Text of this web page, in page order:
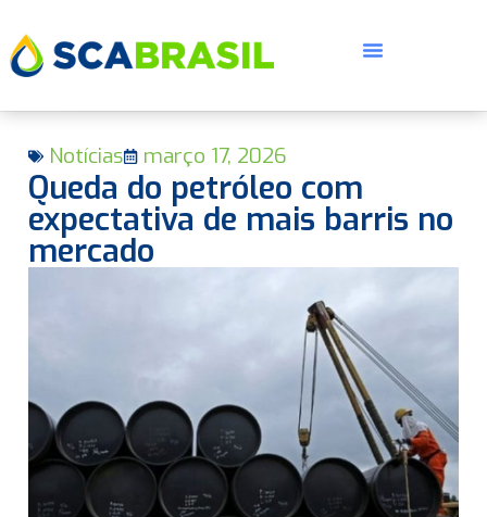
Notícias março 17, 2026
Queda do petróleo com
expectativa de mais barris no
mercado